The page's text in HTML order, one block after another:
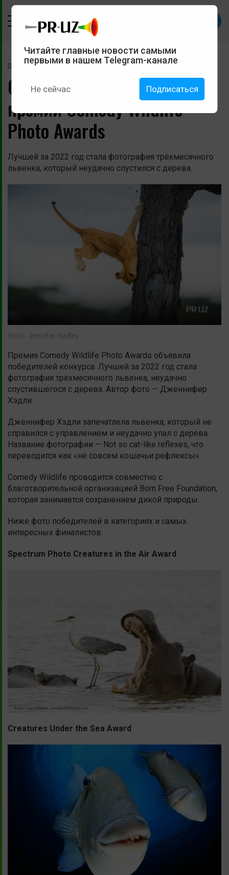
Читайте главные новости самыми
первыми в нашем Telegram-канале
Не сейчас Подписаться
09 декабря 2022
Объявлены победители
премии Comedy Wildlife
Photo Awards
Лучшей за 2022 год стала фотография трёхмесячного
львенка, который неудачно спустился с дерева.
Фото: Jennifer Hadley
Премия Comedy Wildlife Photo Awards объявила
победителей конкурса. Лучшей за 2022 год стала
фотография трёхмесячного львенка, неудачно
спустившегося с дерева. Автор фото — Дженнифер
Хэдли.
Дженнифер Хэдли запечатлела львенка, который не
справился с управлением и неудачно упал с дерева.
Название фотографии — Not so cat-like reflexes, что
переводится как «не совсем кошачьи рефлексы».
Comedy Wildlife проводится совместно с
благотворительной организацией Born Free Foundation,
которая занимается сохранением дикой природы.
Ниже фото победителей в категориях и самых
интересных финалистов:
Spectrum Photo Creatures in the Air Award
Creatures Under the Sea Award